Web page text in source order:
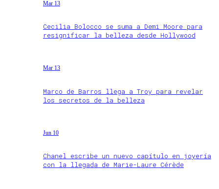
Mar 13
Cecilia Bolocco se suma a Demi Moore para
resignificar la belleza desde Hollywood
Mar 13
Marco de Barros llega a Troy para revelar
los secretos de la belleza
Jun 10
Chanel escribe un nuevo capítulo en joyería
con la llegada de Marie-Laure Cérède